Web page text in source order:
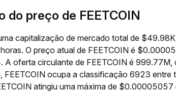
do preço de FEETCOIN
capitalização de mercado total de
O preço atual de FEETCOIN é
oferta circulante de FEETCOIN é 999.77M,
FEETCOIN ocupa a classificação 6923 entre
atingiu uma máxima de $0.00005057